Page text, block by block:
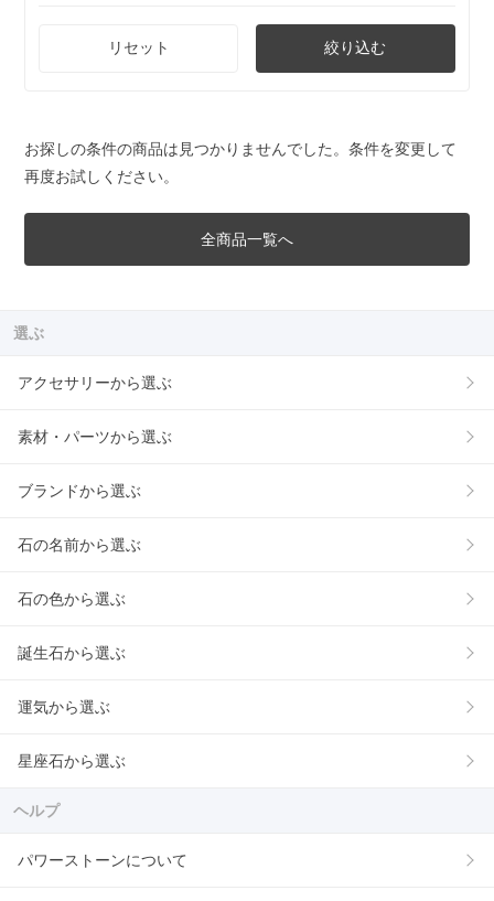
リセット 絞り込む
お探しの条件の商品は見つかりませんでした。条件を変更して
再度お試しください。
全商品一覧へ
選ぶ
アクセサリーから選ぶ
素材・パーツから選ぶ
ブランドから選ぶ
石の名前から選ぶ
石の色から選ぶ
誕生石から選ぶ
運気から選ぶ
星座石から選ぶ
ヘルプ
パワーストーンについて